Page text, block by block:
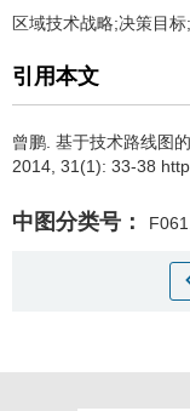
区域技术战略;决策目
引用本文
曾鹏 基于技术路线图
2014, 31(1): 33-38
中图分类号：